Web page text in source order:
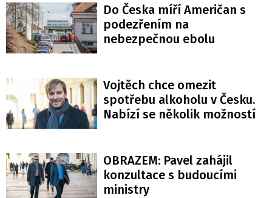
Do Česka míří Američan s
podezřením na
nebezpečnou ebolu
Vojtěch chce omezit
spotřebu alkoholu v Česku.
Nabízí se několik možností
OBRAZEM: Pavel zahájil
konzultace s budoucími
ministry